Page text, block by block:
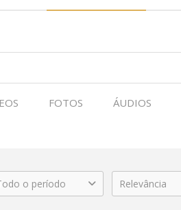
FOTOS ÁUDIOS
o período Relevância